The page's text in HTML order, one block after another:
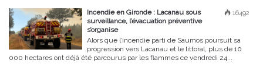
16492
Incendie en Gironde : Lacanau sous
surveillance, l’évacuation préventive
s’organise
Alors que l’incendie parti de Saumos poursuit sa
progression vers Lacanau et le littoral, plus de 10
000 hectares ont déjà été parcourus par les flammes ce vendredi 24...